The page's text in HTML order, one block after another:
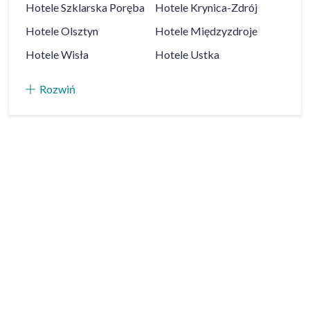
HoteleSzklarska Poręba Hotele Krynica-Zdrój
HoteleOlsztyn Hotele Międzyzdroje
HoteleWisła Hotele Ustka
Rozwiń